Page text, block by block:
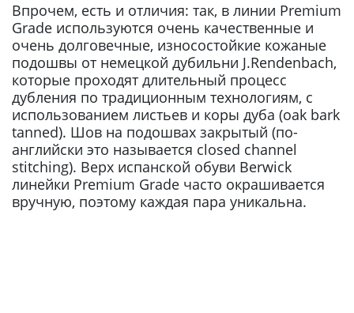
Впрочем, есть и отличия: так, в линии Premium
Grade используются очень качественные и
очень долговечные, износостойкие кожаные
подошвы от немецкой дубильни J.Rendenbach,
которые проходят длительный процесс
дубления по традиционным технологиям, с
использованием листьев и коры дуба (oak bark
tanned). Шов на подошвах закрытый (по-
английски это называется closed channel
stitching). Верх испанской обуви Berwick
линейки Premium Grade часто окрашивается
вручную, поэтому каждая пара уникальна.